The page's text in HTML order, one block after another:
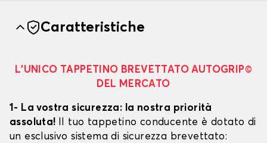
Caratteristiche
L’UNICO TAPPETINO BREVETTATO AUTOGRIP©
DEL MERCATO
1- La vostra sicurezza: la nostra priorità
assoluta! Il tuo tappetino conducente è dotato di
un esclusivo sistema di sicurezza brevettato: